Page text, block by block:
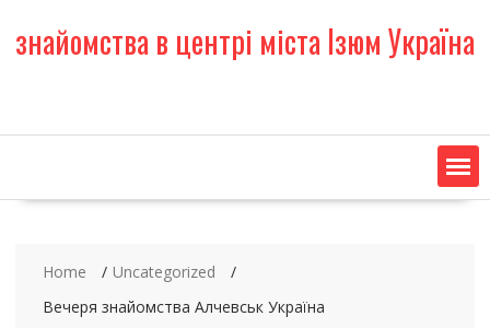
o
n
знайомства в центрі міста Ізюм Україна
Home
Uncategorized
Вечеря знайомства Алчевськ Україна